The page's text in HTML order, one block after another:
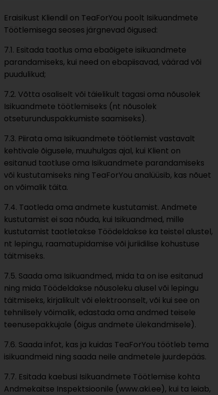
Eraisikust Kliendil on TeaForYou poolt Isikuandmete
Töötlemisega seoses järgnevad õigused:
7.1. Esitada taotlus oma ebaõigete isikuandmete
parandamiseks, kui need on ebapiisavad, väärad või
puudulikud;
7.2. Võtta osaliselt või täielikult tagasi oma nõusolek
Isikuandmete töötlemiseks (nt nõusolek
otseturunduspakkumiste saamiseks).
7.3. Piirata oma Isikuandmete töötlemist vastavalt
kehtivale õigusele, muuhulgas ajal, kui Klient on
esitanud taotluse oma Isikuandmete parandamiseks
või kustutamiseks ning TeaForYou analüüsib, kas nõuet
on võimalik täita.
7.4. Taotleda oma andmete kustutamist. Andmete
kustutamist ei saa nõuda, kui Isikuandmed, mille
kustutamist taotletakse Töödeldakse ka teistel alustel,
nt lepingu, raamatupidamise või juriidilise kohustuse
täitmiseks.
7.5. Saada oma Isikuandmed, mida ta on ise esitanud
ning mida Töödeldakse nõusoleku alusel või lepingu
täitmiseks, kirjalikult või elektroonselt, või kui see on
tehnilisely võimalik, edastada oma andmed teisele
teenusepakkujale (õigus andmete ülekandmisele).
7.6. Saada infot, kas ja kuidas TeaForYou töötleb tema
isikuandmeid ning saada neile andmetele juurdepääs.
7.7. Esitada kaebusi Isikuandmete Töötlemise kohta
Andmekaitse Inspektsioonile (www.aki.ee), kui ta leiab,